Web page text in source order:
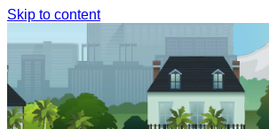
Skip to content